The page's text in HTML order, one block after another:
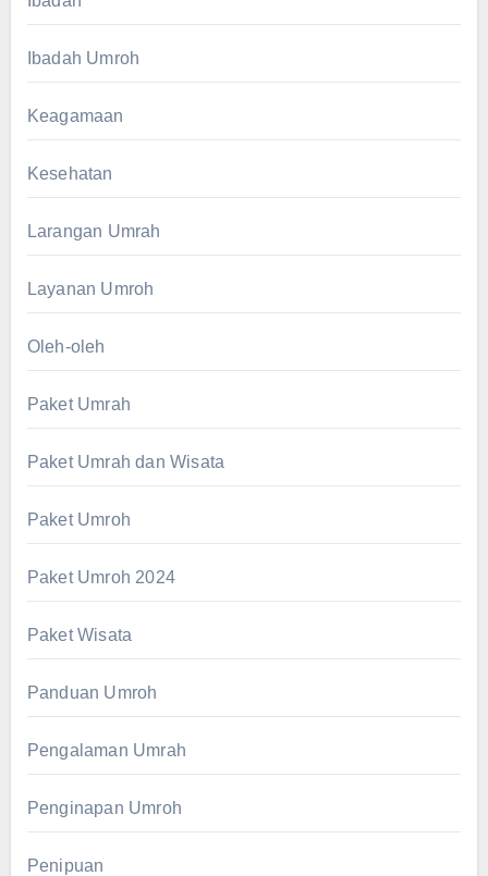
Ibadah Umroh
Keagamaan
Kesehatan
Larangan Umrah
Layanan Umroh
Oleh-oleh
Paket Umrah
Paket Umrah dan Wisata
Paket Umroh
Paket Umroh 2024
Paket Wisata
Panduan Umroh
Pengalaman Umrah
Penginapan Umroh
Penipuan